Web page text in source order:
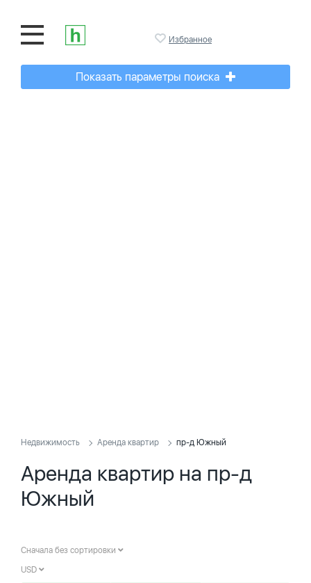
Избранное
Показать параметры поиска
Недвижимость Аренда квартир пр-д Южный
Аренда квартир на пр-д
Южный
Сначала без сортировки
USD